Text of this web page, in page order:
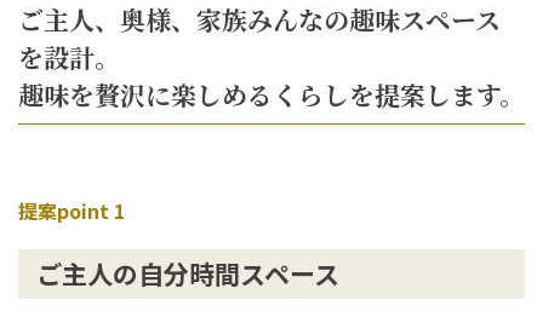
ご主人、奥様、家族みんなの趣味スペース
を設計。
趣味を贅沢に楽しめるくらしを提案します。
提案point 1
ご主人の自分時間スペース